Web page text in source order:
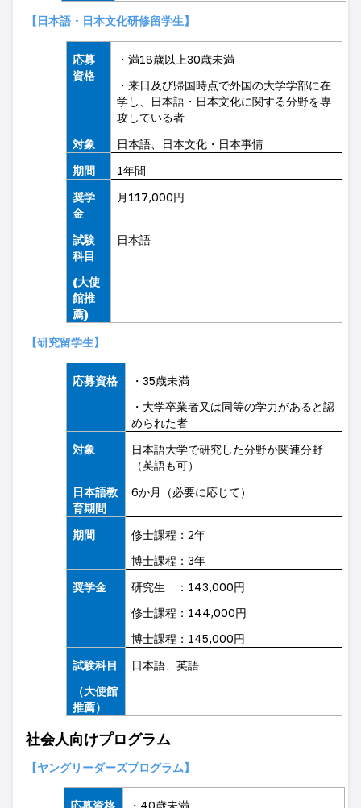
【日本語・日本文化研修留学生】
応募
資格
・満18歳以上30歳未満
・来日及び帰国時点で外国の大学学部に在
学し、日本語・日本文化に関する分野を専
攻している者
対象
日本語、日本文化・日本事情
期間
1年間
奨学
金
月 117,000円
試験
科目
(大使
館推
薦)
日本語
【研究留学生】
応募資格 ・35歳未満
・大学卒業者又は同等の学力があると認
められた者
対象
日本語大学で研究した分野か関連分野
（英語も可）
日本語教
育期間
6か月（必要に応じて）
期間 修士課程：2年
博士課程：3年
奨学金
研究生 ： 143,000円
修士課程： 144,000円
博士課程： 145,000円
試験科目
（大使館
推薦）
日本語、英語
社会人向けプログラム
【ヤングリーダーズプログラム】